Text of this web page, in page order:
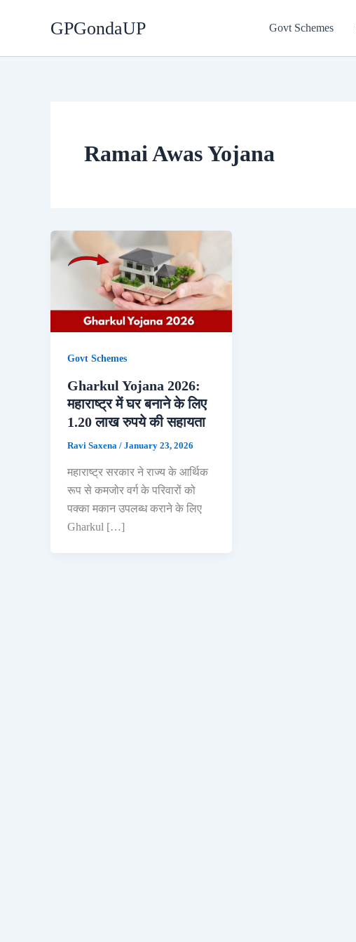
GPGondaUP Govt Schemes
Ramai Awas Yojana
Govt Schemes
Gharkul Yojana 2026:
महाराष्ट्र में घर बनाने के लिए
1.20 लाख रुपये की सहायता
Ravi Saxena / January 23, 2026
महाराष्ट्र सरकार ने राज्य के आर्थिक
रूप से कमजोर वर्ग के परिवारों को
पक्का मकान उपलब्ध कराने के लिए
Gharkul […]